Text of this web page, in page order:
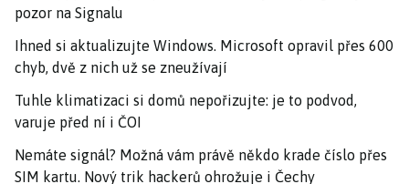
pozor na Signalu
Ihned si aktualizujte Windows. Microsoft opravil přes 600
chyb, dvě z nich už se zneužívají
Tuhle klimatizaci si domů nepořizujte: je to podvod,
varuje před ní i ČOI
Nemáte signál? Možná vám právě někdo krade číslo přes
SIM kartu. Nový trik hackerů ohrožuje i Čechy